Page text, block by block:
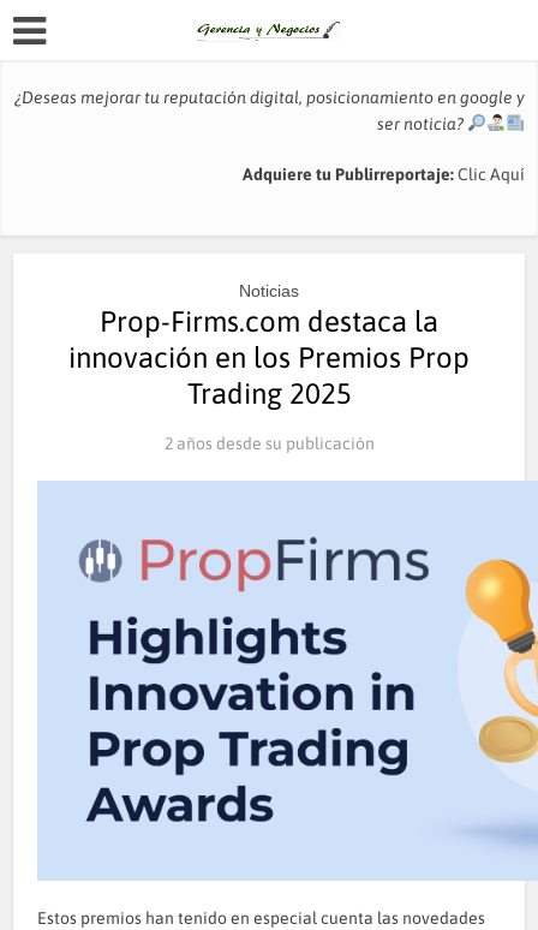
¿Deseas mejorar tu reputación digital, posicionamiento en google y
ser noticia?
Adquiere tu Publirreportaje:Clic Aquí
Noticias
Prop-Firms.com destaca la
innovación en los Premios Prop
Trading 2025
2 años desde su publicación
Estos premios han tenido en especial cuenta las novedades